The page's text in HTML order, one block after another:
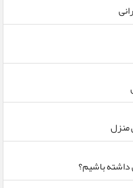
منزل
داشته باشیم؟